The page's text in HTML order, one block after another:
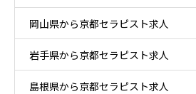
岡山県から京都セラピスト求人
岩手県から京都セラピスト求人
島根県から京都セラピスト求人